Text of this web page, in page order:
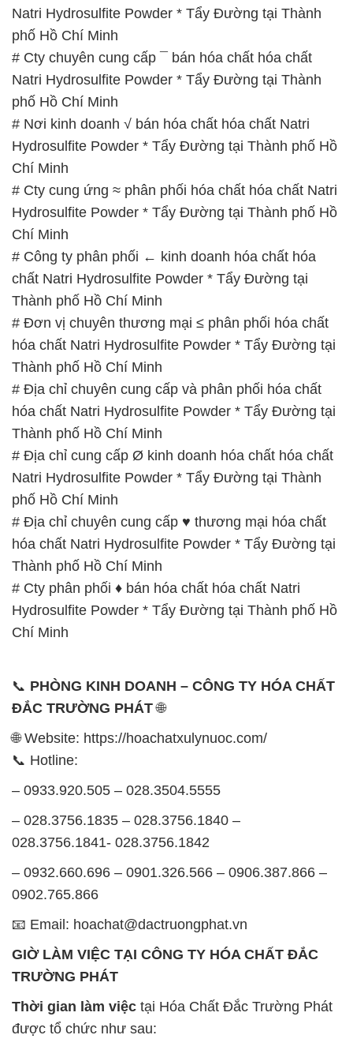
Natri Hydrosulfite Powder * Tẩy Đường tại Thành
phố Hồ Chí Minh
# Cty chuyên cung cấp ¯ bán hóa chất hóa chất
Natri Hydrosulfite Powder * Tẩy Đường tại Thành
phố Hồ Chí Minh
# Nơi kinh doanh √ bán hóa chất hóa chất Natri
Hydrosulfite Powder * Tẩy Đường tại Thành phố Hồ
Chí Minh
# Cty cung ứng ≈ phân phối hóa chất hóa chất Natri
Hydrosulfite Powder * Tẩy Đường tại Thành phố Hồ
Chí Minh
# Công ty phân phối ← kinh doanh hóa chất hóa
chất Natri Hydrosulfite Powder * Tẩy Đường tại
Thành phố Hồ Chí Minh
# Đơn vị chuyên thương mại ≤ phân phối hóa chất
hóa chất Natri Hydrosulfite Powder * Tẩy Đường tại
Thành phố Hồ Chí Minh
# Địa chỉ chuyên cung cấp và phân phối hóa chất
hóa chất Natri Hydrosulfite Powder * Tẩy Đường tại
Thành phố Hồ Chí Minh
# Địa chỉ cung cấp Ø kinh doanh hóa chất hóa chất
Natri Hydrosulfite Powder * Tẩy Đường tại Thành
phố Hồ Chí Minh
# Địa chỉ chuyên cung cấp ♥ thương mại hóa chất
hóa chất Natri Hydrosulfite Powder * Tẩy Đường tại
Thành phố Hồ Chí Minh
# Cty phân phối ♦ bán hóa chất hóa chất Natri
Hydrosulfite Powder * Tẩy Đường tại Thành phố Hồ
Chí Minh
📞 PHÒNG KINH DOANH – CÔNG TY HÓA CHẤT
ĐẮC TRƯỜNG PHÁT🌐
🌐 Website: https://hoachatxulynuoc.com/
📞 Hotline:
– 0933.920.505 – 028.3504.5555
– 028.3756.1835 – 028.3756.1840 –
028.3756.1841- 028.3756.1842
– 0932.660.696 – 0901.326.566 – 0906.387.866 –
0902.765.866
📧 Email: hoachat@dactruongphat.vn
GIỜ LÀM VIỆC TẠI CÔNG TY HÓA CHẤT ĐẮC
TRƯỜNG PHÁT
Thời gian làm việc tại Hóa Chất Đắc Trường Phát
được tổ chức như sau: